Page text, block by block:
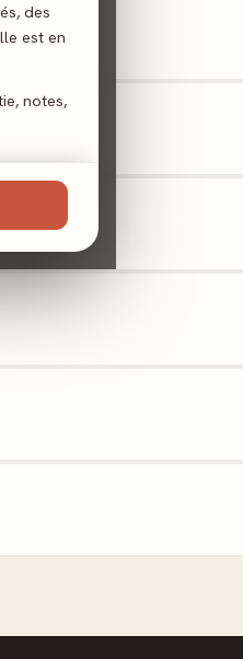
des
est en
notes,